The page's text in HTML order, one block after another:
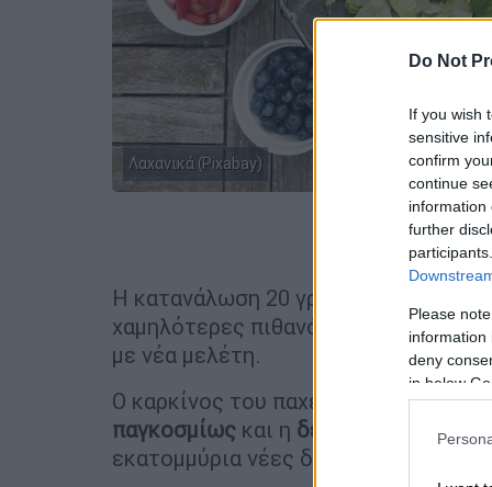
Do Not
If you wish
sensitive
confirm
continue
information
further
Please
information
deny
in below
Λαχανικά (Pixabay)
Η κατανάλωση 20 γραμμαρίων
χαμηλότερες πιθανότητες
με νέα μελέτη.
Ο καρκίνος του παχέος εντέρου
παγκοσμίως και η δεύτερη κύρια
εκατομμύρια νέες διαγνώσεις κάθε